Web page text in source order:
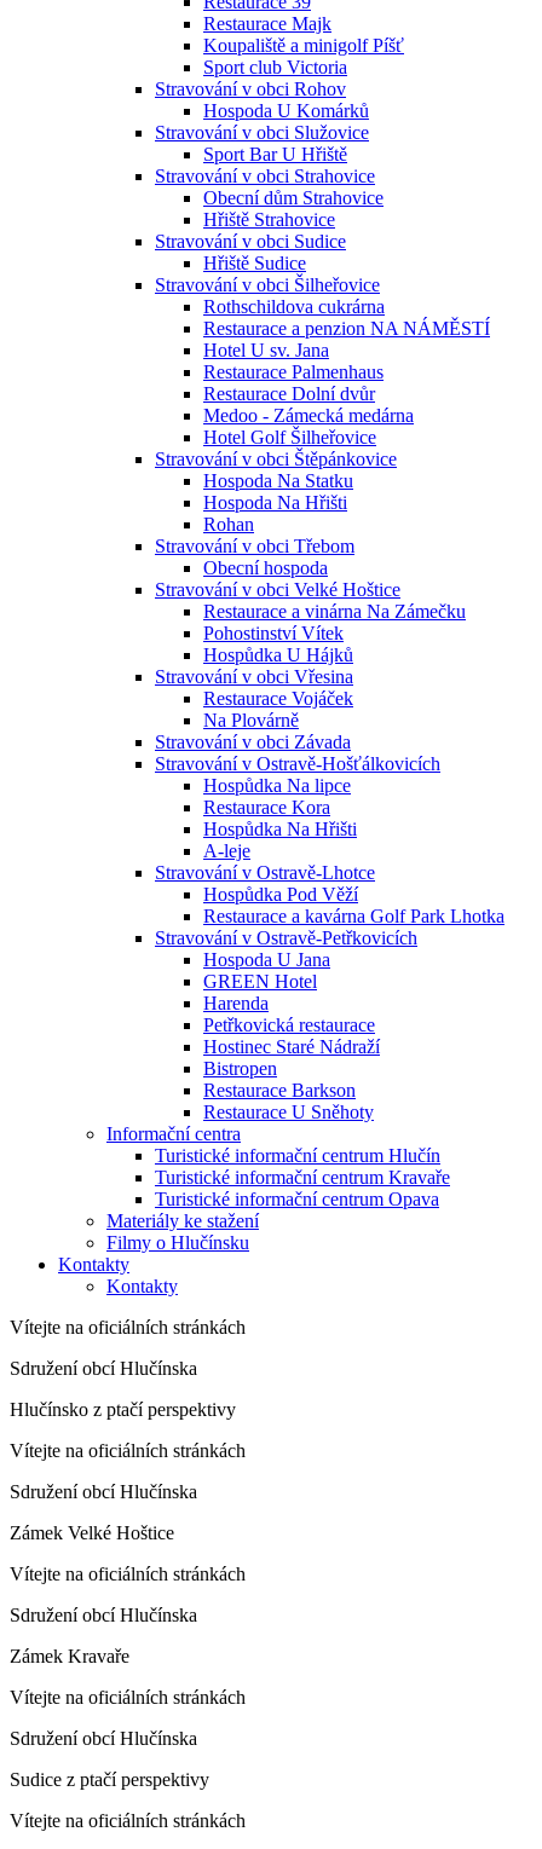
Restaurace Majk
Koupaliště a minigolf Píšť
Sport club Victoria
Stravování v obci Rohov
Hospoda U Komárků
Stravování v obci Služovice
Sport Bar U Hřiště
Stravování v obci Strahovice
Obecní dům Strahovice
Hřiště Strahovice
Stravování v obci Sudice
Hřiště Sudice
Stravování v obci Šilheřovice
Rothschildova cukrárna
Restaurace a penzion NA NÁMĚSTÍ
Hotel U sv. Jana
Restaurace Palmenhaus
Restaurace Dolní dvůr
Medoo - Zámecká medárna
Hotel Golf Šilheřovice
Stravování v obci Štěpánkovice
Hospoda Na Statku
Hospoda Na Hřišti
Rohan
Stravování v obci Třebom
Obecní hospoda
Stravování v obci Velké Hoštice
Restaurace a vinárna Na Zámečku
Pohostinství Vítek
Hospůdka U Hájků
Stravování v obci Vřesina
Restaurace Vojáček
Na Plovárně
Stravování v obci Závada
Stravování v Ostravě-Hošťálkovicích
Hospůdka Na lipce
Restaurace Kora
Hospůdka Na Hřišti
A-leje
Stravování v Ostravě-Lhotce
Hospůdka Pod Věží
Restaurace a kavárna Golf Park Lhotka
Stravování v Ostravě-Petřkovicích
Hospoda U Jana
GREEN Hotel
Harenda
Petřkovická restaurace
Hostinec Staré Nádraží
Bistropen
Restaurace Barkson
Restaurace U Sněhoty
Informační centra
Turistické informační centrum Hlučín
Turistické informační centrum Kravaře
Turistické informační centrum Opava
Materiály ke stažení
Filmy o Hlučínsku
Kontakty
Kontakty
Vítejte na oficiálních stránkách
Sdružení obcí Hlučínska
Hlučínsko z ptačí perspektivy
Vítejte na oficiálních stránkách
Sdružení obcí Hlučínska
Zámek Velké Hoštice
Vítejte na oficiálních stránkách
Sdružení obcí Hlučínska
Zámek Kravaře
Vítejte na oficiálních stránkách
Sdružení obcí Hlučínska
Sudice z ptačí perspektivy
Vítejte na oficiálních stránkách